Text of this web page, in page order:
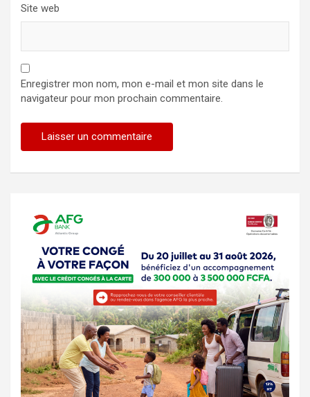
Site web
Enregistrer mon nom, mon e-mail et mon site dans le
navigateur pour mon prochain commentaire.